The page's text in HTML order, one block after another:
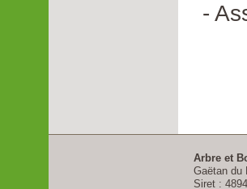
-
Arbre et
Gaëtan du
Siret :